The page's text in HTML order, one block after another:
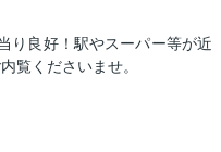
り良好！駅やスーパー等が近
覧くださいませ。